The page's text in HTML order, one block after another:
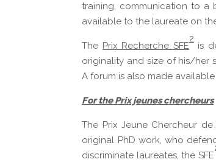
training, communication to a
available to the laureate on
The Prix Recherche SFE
2
is
originality and size of his/her
A forum is also made
For the Prix jeunes chercheurs
The Prix Jeune Chercheur de
original PhD work, who
discriminate laureates, the SFE